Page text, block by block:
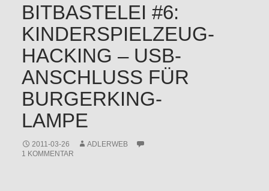
BITBASTELEI #6:
KINDERSPIELZEUG-
HACKING – USB-
ANSCHLUSS FÜR
BURGERKING-
LAMPE
2011-03-26
ADLERWEB
1 KOMMENTAR